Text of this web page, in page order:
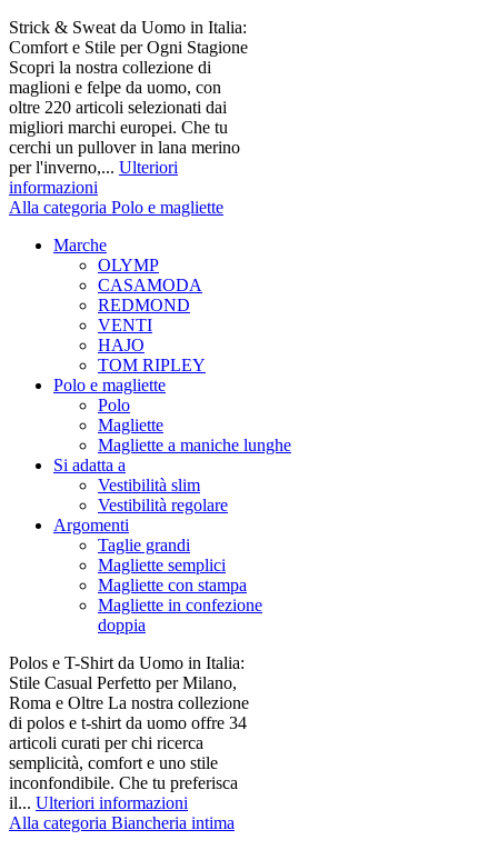
Strick & Sweat da Uomo in Italia:
Comfort e Stile per Ogni Stagione
Scopri la nostra collezione di
maglioni e felpe da uomo, con
oltre 220 articoli selezionati dai
migliori marchi europei. Che tu
cerchi un pullover in lana merino
per l'inverno,... Ulteriori
informazioni
Alla categoria Polo e magliette
Marche
OLYMP
CASAMODA
REDMOND
VENTI
HAJO
TOM RIPLEY
Polo e magliette
Polo
Magliette
Magliette a maniche lunghe
Si adatta a
Vestibilità slim
Vestibilità regolare
Argomenti
Taglie grandi
Magliette semplici
Magliette con stampa
Magliette in confezione
doppia
Polos e T-Shirt da Uomo in Italia:
Stile Casual Perfetto per Milano,
Roma e Oltre La nostra collezione
di polos e t-shirt da uomo offre 34
articoli curati per chi ricerca
semplicità, comfort e uno stile
inconfondibile. Che tu preferisca
il... Ulteriori informazioni
Alla categoria Biancheria intima